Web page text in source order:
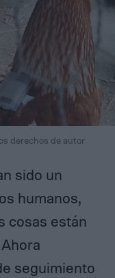
derechos de autor
sido un
humanos,
cosas están
seguimiento